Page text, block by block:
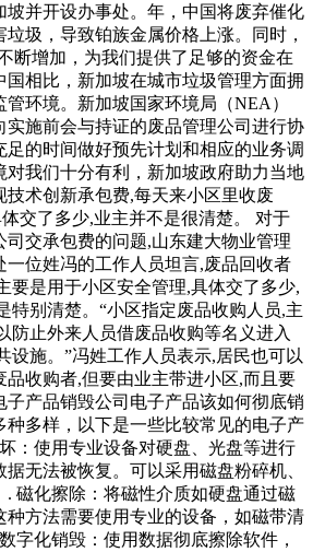
坡并开设办事处。年，中国将废弃催化
圾，导致铂族金属价格上涨。同时，
断增加，为我们提供了足够的资金在
国相比，新加坡在城市垃圾管理方面拥
环境。新加坡国家环境局（NEA）
实施前会与持证的废品管理公司进行协
足的时间做好预先计划和相应的业务调
对我们十分有利，新加坡政府助力当地
技术创新承包费,每天来小区里收废
交了多少,业主并不是很清楚。 对于
司交承包费的问题,山东建大物业管理
一位姓冯的工作人员坦言,废品回收者
要是用于小区安全管理,具体交了多少,
特别清楚。“小区指定废品收购人员,主
防止外来人员借废品收购等名义进入
设施。”冯姓工作人员表示,居民也可以
品收购者,但要由业主带进小区,而且要
子产品销毁公司电子产品该如何彻底销
种多样，以下是一些比较常见的电子产
：使用专业设备对硬盘、光盘等进行
无法被恢复。可以采用磁盘粉碎机、
. 磁化擦除：将磁性介质如硬盘通过磁
种方法需要使用专业的设备，如磁带清
字化销毁：使用数据彻底擦除软件，